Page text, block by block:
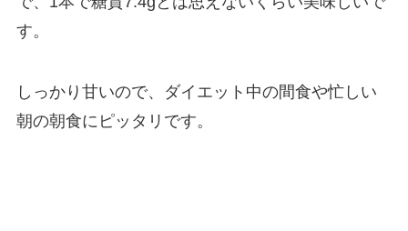
す。
しっかり甘いので、ダイエット中の間食や忙しい
朝の朝食にピッタリです。